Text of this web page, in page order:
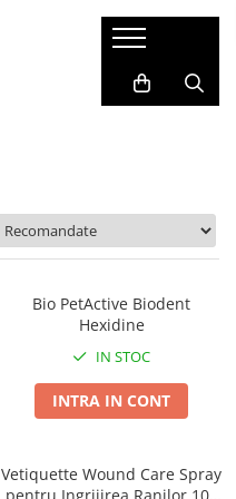
Bio PetActive Biodent
Hexidine
IN STOC
INTRA IN CONT
Vetiquette Wound Care Spray